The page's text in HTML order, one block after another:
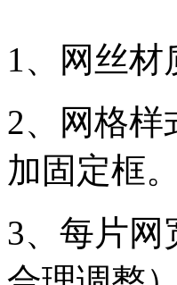
1、网丝材
2、网格样
加固定框。
3、每片网